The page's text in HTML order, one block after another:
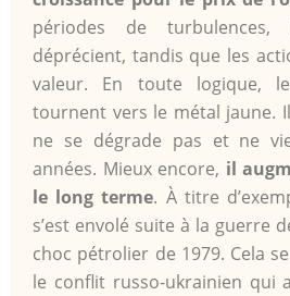
périodes de
déprécient, tandis que les
valeur. En toute logique,
tournent vers le métal jaune.
ne se dégrade pas et ne
années. Mieux encore, il
le long terme. À titre
s’est envolé suite à la guerre
choc pétrolier de 1979. Cela
le conflit russo-ukrainien qui